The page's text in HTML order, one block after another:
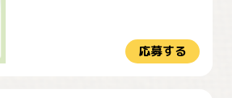
応募する